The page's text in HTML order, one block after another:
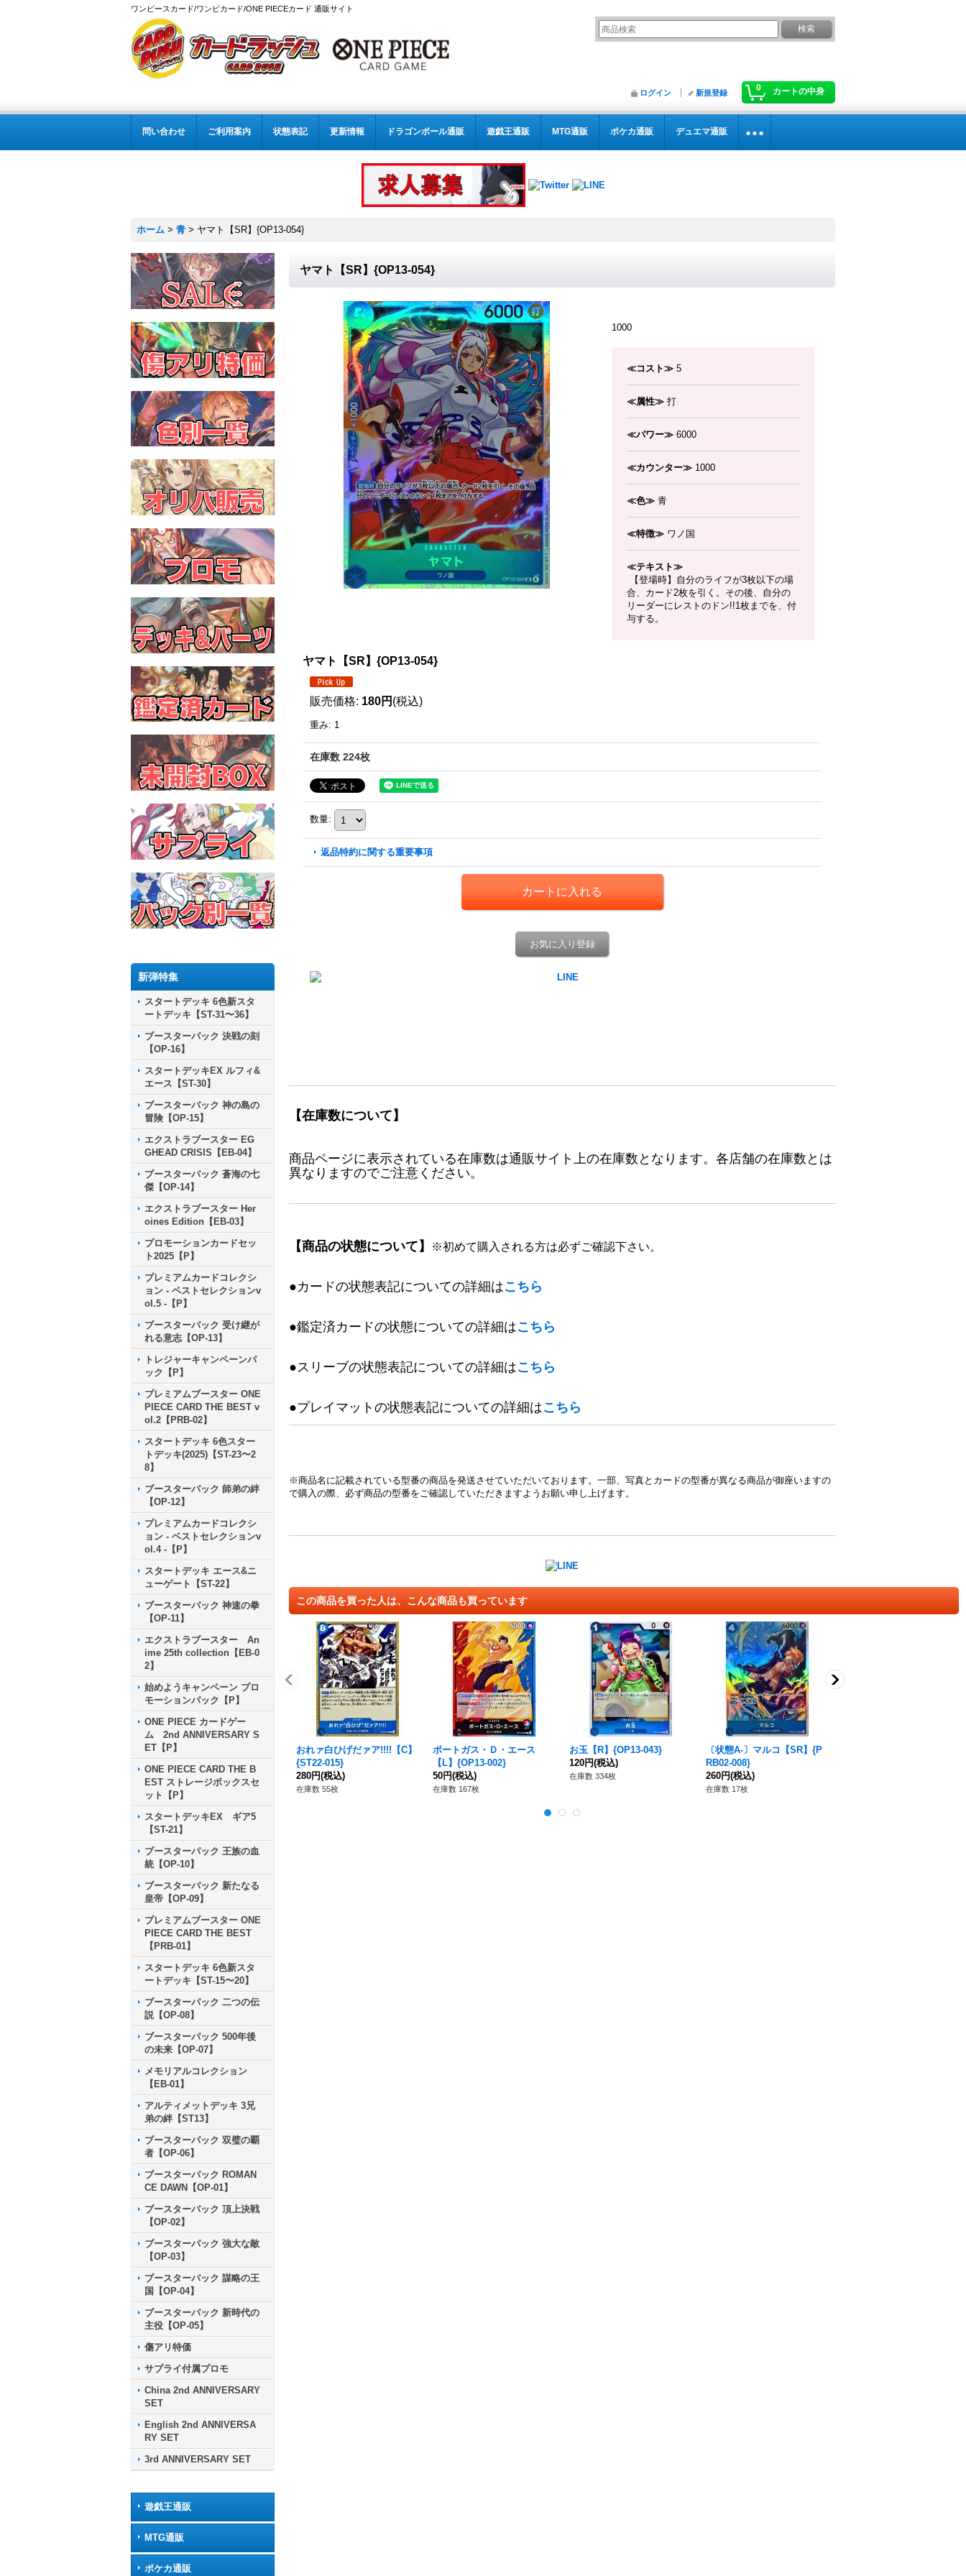
ワンピースカード/ワンピカード/ONE PIECEカード 通販サイト
0 カートの中身
ログイン 新規登録
問い合わせ ご利用案内 状態表記 更新情報 ドラゴンボール通販 遊戯王通販 MTG通販 ポケカ通販 デュエマ通販
ホーム > 青 > ヤマト【SR】{OP13-054}
新弾特集
スタートデッキ 6色新スタ
ートデッキ【ST-31〜36】
ブースターパック 決戦の刻
【OP-16】
スタートデッキEX ルフィ&
エース【ST-30】
ブースターパック 神の島の
冒険【OP-15】
エクストラブースター EG
GHEAD CRISIS【EB-04】
ブースターパック 蒼海の七
傑【OP-14】
エクストラブースター Her
oines Edition【EB-03】
プロモーションカードセッ
ト2025【P】
プレミアムカードコレクシ
ョン - ベストセレクションv
ol.5 -【P】
ブースターパック 受け継が
れる意志【OP-13】
トレジャーキャンペーンパ
ック【P】
プレミアムブースター ONE
PIECE CARD THE BEST v
ol.2【PRB-02】
スタートデッキ 6色スター
トデッキ(2025)【ST-23〜2
8】
ブースターパック 師弟の絆
【OP-12】
プレミアムカードコレクシ
ョン - ベストセレクションv
ol.4 -【P】
スタートデッキ エース&ニ
ューゲート【ST-22】
ブースターパック 神速の拳
【OP-11】
エクストラブースター An
ime 25th collection【EB-0
2】
始めようキャンペーン プロ
モーションパック【P】
ONE PIECE カードゲー
ム 2nd ANNIVERSARY S
ET【P】
ONE PIECE CARD THE B
EST ストレージボックスセ
ット【P】
スタートデッキEX ギア5
【ST-21】
ブースターパック 王族の血
統【OP-10】
ブースターパック 新たなる
皇帝【OP-09】
プレミアムブースター ONE
PIECE CARD THE BEST
【PRB-01】
スタートデッキ 6色新スタ
ートデッキ【ST-15〜20】
ブースターパック 二つの伝
説【OP-08】
ブースターパック 500年後
の未来【OP-07】
メモリアルコレクション
【EB-01】
アルティメットデッキ 3兄
弟の絆【ST13】
ブースターパック 双璧の覇
者【OP-06】
ブースターパック ROMAN
CE DAWN【OP-01】
ブースターパック 頂上決戦
【OP-02】
ブースターパック 強大な敵
【OP-03】
ブースターパック 謀略の王
国【OP-04】
ブースターパック 新時代の
主役【OP-05】
傷アリ特価
サプライ付属プロモ
China 2nd ANNIVERSARY
SET
English 2nd ANNIVERSA
RY SET
3rd ANNIVERSARY SET
遊戯王通販
MTG通販
ポケカ通販
ヤマト【SR】{OP13-054}
1000
≪コスト≫ 5
≪属性≫ 打
≪パワー≫ 6000
≪カウンター≫ 1000
≪色≫ 青
≪特徴≫ ワノ国
≪テキスト≫
【登場時】自分のライフが3枚以下の場
合、カード2枚を引く。その後、自分の
リーダーにレストのドン!!1枚までを、付
与する。
ヤマト【SR】{OP13-054}
販売価格: 180円 (税込)
重み: 1
在庫数 224枚
数量:
返品特約に関する重要事項
お気に入り登録
【在庫数について】
商品ページに表示されている在庫数は通販サイト上の在庫数となります。各店舗の在庫数とは
異なりますのでご注意ください。
【商品の状態について】 ※初めて購入される方は必ずご確認下さい。
●カードの状態表記についての詳細はこちら
●鑑定済カードの状態についての詳細はこちら
●スリーブの状態表記についての詳細はこちら
●プレイマットの状態表記についての詳細はこちら
※商品名に記載されている型番の商品を発送させていただいております。一部、写真とカードの型番が異なる商品が御座いますの
で購入の際、必ず商品の型番をご確認していただきますようお願い申し上げます。
この商品を買った人は、こんな商品も買っています
おれァ白ひげだァア!!!!【C】
{ST22-015}
280円(税込)
在庫数 55枚
ポートガス・Ｄ・エース
【L】{OP13-002}
50円(税込)
在庫数 167枚
お玉【R】{OP13-043}
120円(税込)
在庫数 334枚
〔状態A-〕マルコ【SR】{P
RB02-008}
260円(税込)
在庫数 17枚